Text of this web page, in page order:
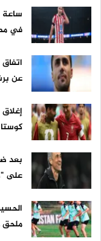
ساعة
في
عن
بعد
على
ملحق